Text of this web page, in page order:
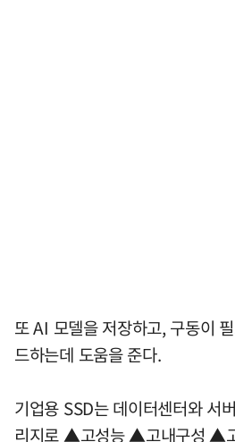
또 AI 모델을 저장하고, 구동이
드하는데 도움을 준다.
기업용 SSD는 데이터센터와 서
리지로 ▲고성능 ▲고내구성 ▲